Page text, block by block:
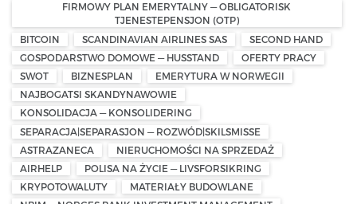
FIRMOWY PLAN EMERYTALNY — OBLIGATORISK
TJENESTEPENSJON (OTP)
BITCOIN
SCANDINAVIAN AIRLINES SAS
SECOND HAND
GOSPODARSTWO DOMOWE — HUSSTAND
OFERTY PRACY
SWOT
BIZNESPLAN
EMERYTURA W NORWEGII
NAJBOGATSI SKANDYNAWOWIE
KONSOLIDACJA — KONSOLIDERING
SEPARACJA|SEPARASJON — ROZWÓD|SKILSMISSE
ASTRAZANECA
NIERUCHOMOŚCI NA SPRZEDAŻ
AIRHELP
POLISA NA ŻYCIE — LIVSFORSIKRING
KRYPOTOWALUTY
MATERIAŁY BUDOWLANE